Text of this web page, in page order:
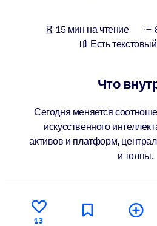
Для ИИ-систем
15 мин на чтение
Есть
Что
Сегодня меняется
искусственного
активов и платформ,
и толпы.
13